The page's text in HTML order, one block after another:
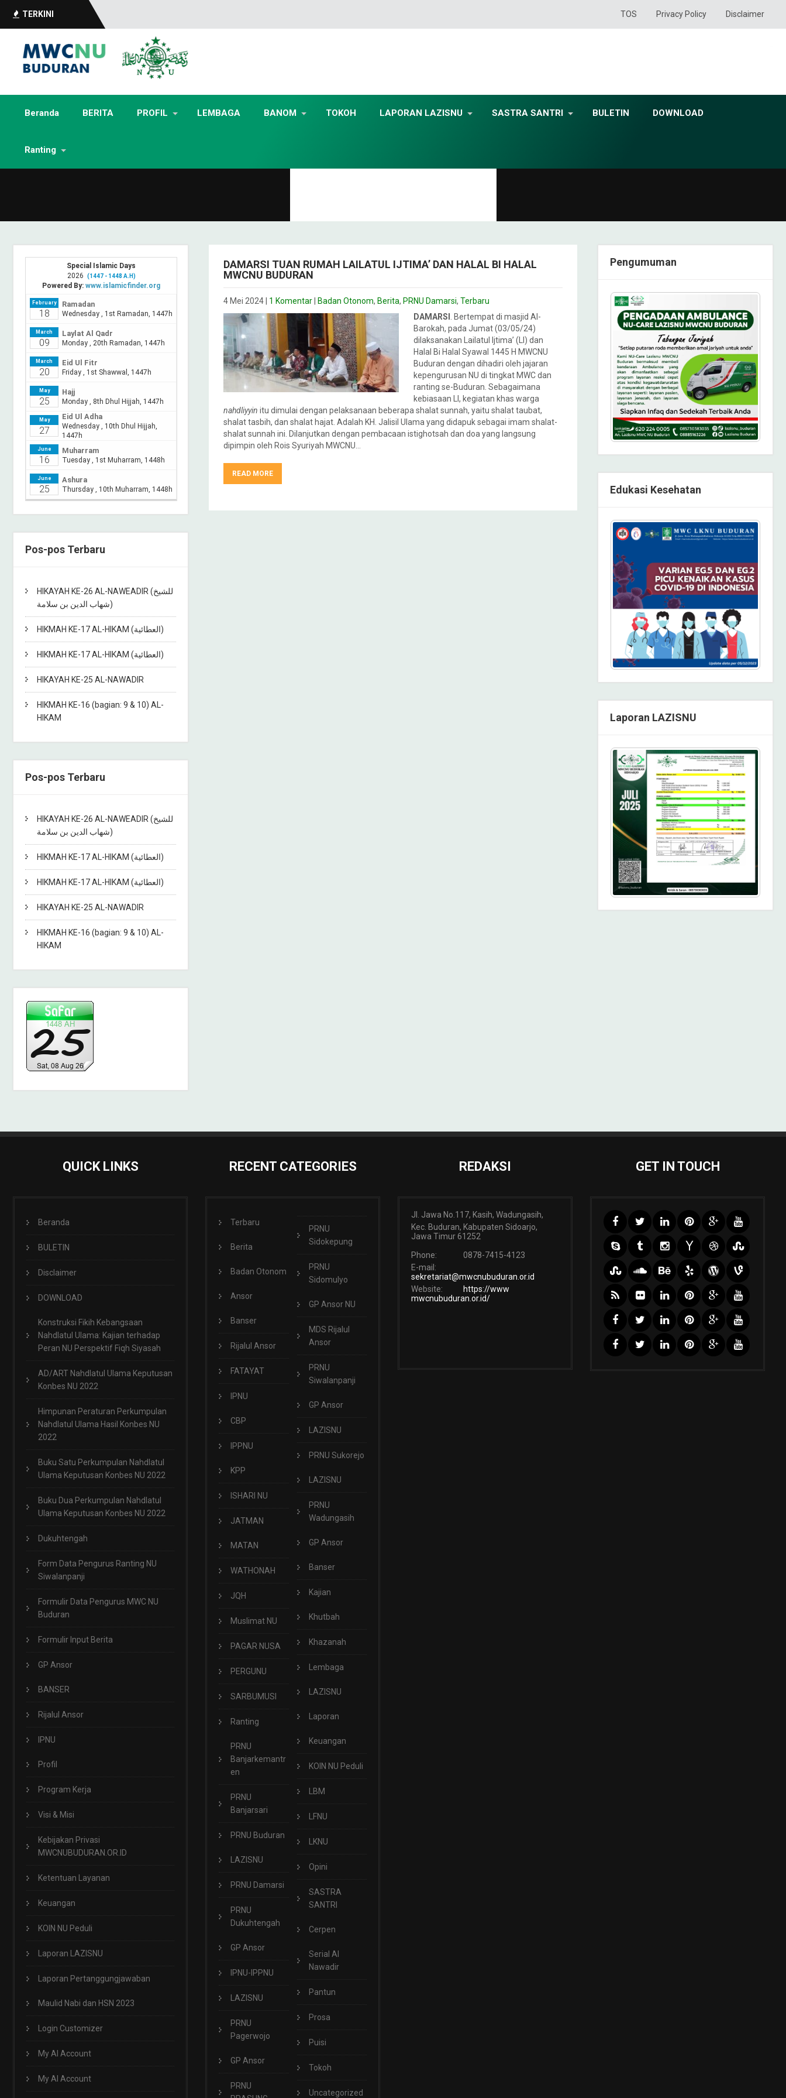
TERKINI TOS Privacy Policy Disclaimer
Beranda BERITA PROFIL LEMBAGA BANOM TOKOH LAPORAN LAZISNU SASTRA SANTRI BULETIN DOWNLOAD
Ranting
Pos-pos Terbaru
HIKAYAH KE-26 AL-NAWEADIR (للشيخ
شهاب الدين بن سلامة)
HIKMAH KE-17 AL-HIKAM (العطائية)
HIKMAH KE-17 AL-HIKAM (العطائية)
HIKAYAH KE-25 AL-NAWADIR
HIKMAH KE-16 (bagian: 9 & 10) AL-
HIKAM
Pos-pos Terbaru
HIKAYAH KE-26 AL-NAWEADIR (للشيخ
شهاب الدين بن سلامة)
HIKMAH KE-17 AL-HIKAM (العطائية)
HIKMAH KE-17 AL-HIKAM (العطائية)
HIKAYAH KE-25 AL-NAWADIR
HIKMAH KE-16 (bagian: 9 & 10) AL-
HIKAM
DAMARSI TUAN RUMAH LAILATUL IJTIMA’ DAN HALAL BI HALAL
MWCNU BUDURAN
4 Mei 2024 1 Komentar Badan Otonom, Berita, PRNU Damarsi, Terbaru
DAMARSI
. Bertempat di masjid Al-
Barokah, pada Jumat (03/05/24)
dilaksanakan Lailatul Ijtima’ (LI) dan
Halal Bi Halal Syawal 1445 H MWCNU
Buduran dengan dihadiri oleh jajaran
kepengurusan NU di tingkat MWC dan
ranting se-Buduran. Sebagaimana
kebiasaan LI, kegiatan khas warga
nahdliyyin itu dimulai dengan pelaksanaan beberapa shalat sunnah, yaitu shalat taubat,
shalat tasbih, dan shalat hajat. Adalah KH. Jalisil Ulama yang didapuk sebagai imam shalat-
shalat sunnah ini. Dilanjutkan dengan pembacaan istighotsah dan doa yang langsung
dipimpin oleh Rois Syuriyah MWCNU…
READ MORE
Pengumuman
Edukasi Kesehatan
Laporan LAZISNU
QUICK LINKS
Beranda
BULETIN
Disclaimer
DOWNLOAD
Konstruksi Fikih Kebangsaan
Nahdlatul Ulama: Kajian terhadap
Peran NU Perspektif Fiqh Siyasah
AD/ART Nahdlatul Ulama Keputusan
Konbes NU 2022
Himpunan Peraturan Perkumpulan
Nahdlatul Ulama Hasil Konbes NU
2022
Buku Satu Perkumpulan Nahdlatul
Ulama Keputusan Konbes NU 2022
Buku Dua Perkumpulan Nahdlatul
Ulama Keputusan Konbes NU 2022
Dukuhtengah
Form Data Pengurus Ranting NU
Siwalanpanji
Formulir Data Pengurus MWC NU
Buduran
Formulir Input Berita
GP Ansor
BANSER
Rijalul Ansor
IPNU
Profil
Program Kerja
Visi & Misi
Kebijakan Privasi
MWCNUBUDURAN.OR.ID
Ketentuan Layanan
Keuangan
KOIN NU Peduli
Laporan LAZISNU
Laporan Pertanggungjawaban
Maulid Nabi dan HSN 2023
Login Customizer
My AI Account
My AI Account
RECENT CATEGORIES
Terbaru
Berita
Badan Otonom
Ansor
Banser
Rijalul Ansor
FATAYAT
IPNU
CBP
IPPNU
KPP
ISHARI NU
JATMAN
MATAN
WATHONAH
JQH
Muslimat NU
PAGAR NUSA
PERGUNU
SARBUMUSI
Ranting
PRNU
Banjarkemantr
en
PRNU
Banjarsari
PRNU Buduran
LAZISNU
PRNU Damarsi
PRNU
Dukuhtengah
GP Ansor
IPNU-IPPNU
LAZISNU
PRNU
Pagerwojo
GP Ansor
PRNU
PRNU
Sidokepung
PRNU
Sidomulyo
GP Ansor NU
MDS Rijalul
Ansor
PRNU
Siwalanpanji
GP Ansor
LAZISNU
PRNU Sukorejo
LAZISNU
PRNU
Wadungasih
GP Ansor
Banser
Kajian
Khutbah
Khazanah
Lembaga
LAZISNU
Laporan
Keuangan
KOIN NU Peduli
LBM
LFNU
LKNU
Opini
SASTRA
SANTRI
Cerpen
Serial Al
Nawadir
Pantun
Prosa
Puisi
Tokoh
Uncategorized
REDAKSI
Jl. Jawa No.117, Kasih, Wadungasih,
Kec. Buduran, Kabupaten Sidoarjo,
Jawa Timur 61252
Phone:
0878-7415-4123
E-mail:
sekretariat@mwcnubuduran.or.id
Website:
https://www
mwcnubuduran.or.id/
GET IN TOUCH